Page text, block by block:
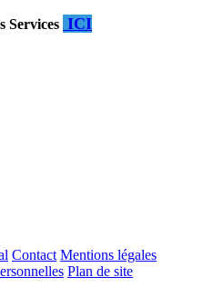
Services ICI
Contact Mentions légales
Plan de site